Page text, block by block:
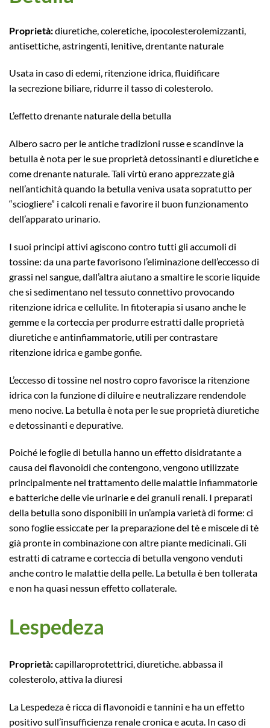
Proprietà:diuretiche, coleretiche, ipocolesterolemizzanti,
antisettiche, astringenti, lenitive, drentante naturale​
Usata in caso di edemi, ritenzione idrica, fluidificare
la secrezione biliare, ridurre il tasso di colesterolo.
L’effetto drenante naturale della betulla
Albero sacro per le antiche tradizioni russe e scandinve la
betulla è nota per le sue proprietà detossinanti e diuretiche e
come drenante naturale. Tali virtù erano apprezzate già
nell’antichità quando la betulla veniva usata sopratutto per
“sciogliere” i calcoli renali e favorire il buon funzionamento
dell’apparato urinario.
I suoi principi attivi agiscono contro tutti gli accumoli di
tossine: da una parte favorisono l’eliminazione dell’eccesso di
grassi nel sangue, dall’altra aiutano a smaltire le scorie liquide
che si sedimentano nel tessuto connettivo provocando
ritenzione idrica e cellulite. In fitoterapia si usano anche le
gemme e la corteccia per produrre estratti dalle proprietà
diuretiche e antinfiammatorie, utili per contrastare
ritenzione idrica e gambe gonfie.
L’eccesso di tossine nel nostro copro favorisce la ritenzione
idrica con la funzione di diluire e neutralizzare rendendole
meno nocive. La betulla è nota per le sue proprietà diuretiche
e detossinanti e depurative.
Poiché le foglie di betulla hanno un effetto disidratante a
causa dei flavonoidi che contengono, vengono utilizzate
principalmente nel trattamento delle malattie infiammatorie
e batteriche delle vie urinarie e dei granuli renali. I preparati
della betulla sono disponibili in un’ampia varietà di forme: ci
sono foglie essiccate per la preparazione del tè e miscele di tè
già pronte in combinazione con altre piante medicinali. Gli
estratti di catrame e corteccia di betulla vengono venduti
anche contro le malattie della pelle. La betulla è ben tollerata
e non ha quasi nessun effetto collaterale.
Lespedeza
Proprietà:capillaroprotettrici, diuretiche. abbassa il
colesterolo, attiva la diuresi
La Lespedeza è ricca di flavonoidi e tannini e ha un effetto
positivo sull’insufficienza renale cronica e acuta. In caso di